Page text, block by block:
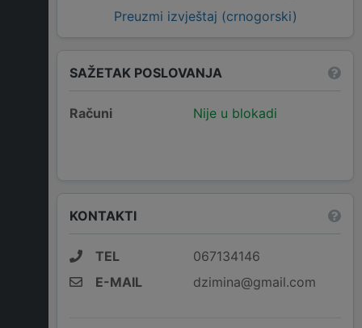
Preuzmi izvještaj (crnogorski)
SAŽETAK POSLOVANJA
Računi Nije u blokadi
KONTAKTI
TEL
067134146
E-MAIL
dzimina@gmail.com